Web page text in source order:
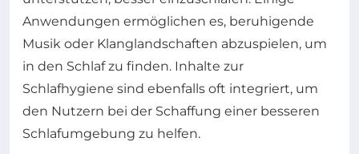
Anwendungen ermöglichen es, beruhigende
Musik oder Klanglandschaften abzuspielen, um
in den Schlaf zu finden. Inhalte zur
Schlafhygiene sind ebenfalls oft integriert, um
den Nutzern bei der Schaffung einer besseren
Schlafumgebung zu helfen.